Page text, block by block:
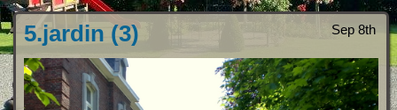
Sep 8th
5.jardin (3)